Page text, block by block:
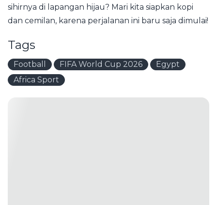
sihirnya di lapangan hijau? Mari kita siapkan kopi
dan cemilan, karena perjalanan ini baru saja dimulai!
Tags
Football FIFA World Cup 2026
Egypt
Africa Sport